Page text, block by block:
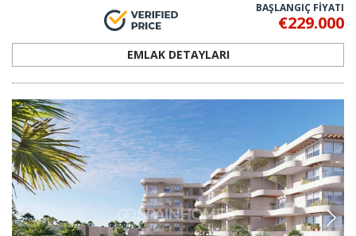
BAŞLANGIÇ FİYATI
€229.000
EMLAK DETAYLARI